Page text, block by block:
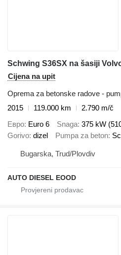
Schwing S36SX na šasiji
Cijena na upit
Oprema za betonske radove -
2015
119.000 km
2.790 m/č
Евро Euro 6 Snaga 375 kW
Gorivo dizel Pumpa za beton
Bugarska, Trud/Plovdiv
AUTO DIESEL EOOD